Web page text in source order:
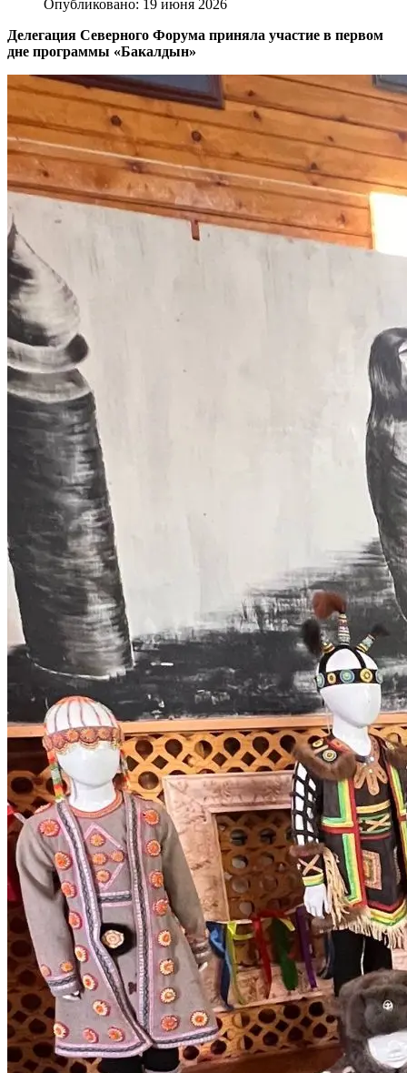
Опубликовано: 19 июня 2026
Делегация Северного Форума приняла участие в первом
дне программы «Бакалдын»